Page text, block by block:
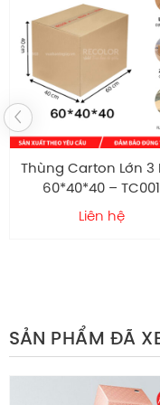
chịu lực, chống va
hỏng trong quá
Cấu tạo bên
Cấu tạo giấy 3 lớp
cầu chịu lực mà có
Bên trong thường
thân thiện môi
nhẹ, dễ thao tác
chanh khô
Thùng cartondùng
dài, lưu kho hoặc
Thùng Carton Lớn 3
60*40*40 – TC001
Liên hệ
SẢN PHẨM ĐÃ